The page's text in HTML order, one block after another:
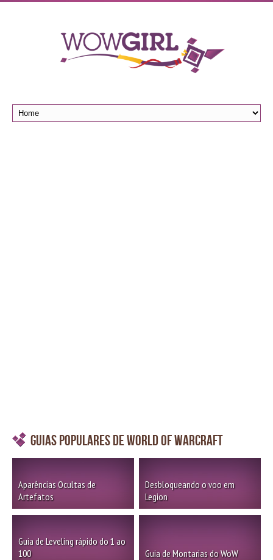
Guias Populares de World of Warcraft
Aparências Ocultas de
Artefatos
Desbloqueando o voo em
Legion
Guia de Leveling rápido do 1 ao
100
Guia de Montarias do WoW